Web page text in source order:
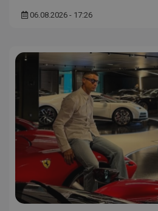
06.08.2026 - 17:26